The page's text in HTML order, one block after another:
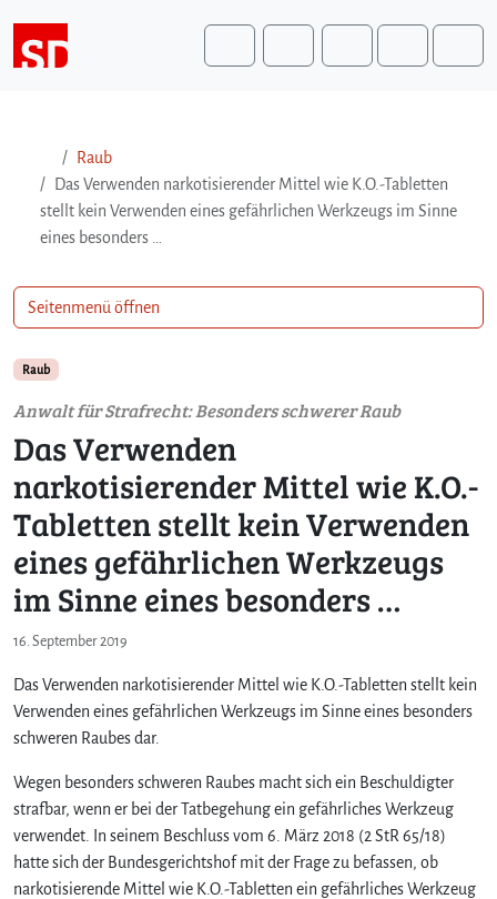
Search
Raub
Das Verwenden narkotisierender Mittel wie K.O.-Tabletten
stellt kein Verwenden eines gefährlichen Werkzeugs im Sinne
eines besonders …
Raub
Anwalt für Strafrecht: Besonders schwerer Raub
Das Verwenden
narkotisierender Mittel wie K.O.-
Tabletten stellt kein Verwenden
eines gefährlichen Werkzeugs
im Sinne eines besonders …
16. September 2019
Das Verwenden narkotisierender Mittel wie K.O.-Tabletten stellt kein
Verwenden eines gefährlichen Werkzeugs im Sinne eines besonders
schweren Raubes dar.
Wegen besonders schweren Raubes macht sich ein Beschuldigter
strafbar, wenn er bei der Tatbegehung ein gefährliches Werkzeug
verwendet. In seinem Beschluss vom 6. März 2018 (2 StR 65/18)
hatte sich der Bundesgerichtshof mit der Frage zu befassen, ob
narkotisierende Mittel wie K.O.-Tabletten ein gefährliches Werkzeug
Seitenmenü öffnen